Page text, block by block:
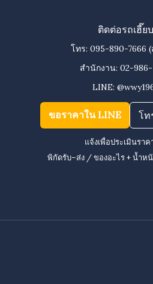
ติดต่อรถเฮี๊ยบ
โทร: 095-890-7666
สำนักงาน:02-
LINE:
ขอราคาใน LINE โท
แจ้งเพื่อประเมินราค
พิกัดรับ–ส่ง / ของอะไร + น้ำห